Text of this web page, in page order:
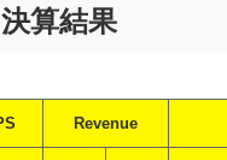
算結果
Revenue